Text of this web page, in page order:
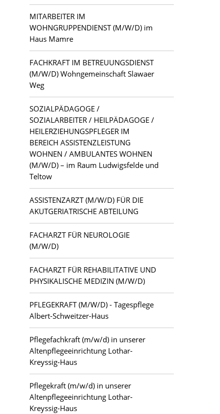
MITARBEITER IM
WOHNGRUPPENDIENST (M/W/D) im
Haus Mamre
FACHKRAFT IM BETREUUNGSDIENST
(M/W/D) Wohngemeinschaft Slawaer
Weg
SOZIALPÄDAGOGE /
SOZIALARBEITER / HEILPÄDAGOGE /
HEILERZIEHUNGSPFLEGER IM
BEREICH ASSISTENZLEISTUNG
WOHNEN / AMBULANTES WOHNEN
(M/W/D) – im Raum Ludwigsfelde und
Teltow
ASSISTENZARZT (M/W/D) FÜR DIE
AKUTGERIATRISCHE ABTEILUNG
FACHARZT FÜR NEUROLOGIE
(M/W/D)
FACHARZT FÜR REHABILITATIVE UND
PHYSIKALISCHE MEDIZIN (M/W/D)
PFLEGEKRAFT (M/W/D) - Tagespflege
Albert-Schweitzer-Haus
Pflegefachkraft (m/w/d) in unserer
Altenpflegeeinrichtung Lothar-
Kreyssig-Haus
Pflegekraft (m/w/d) in unserer
Altenpflegeeinrichtung Lothar-
Kreyssig-Haus